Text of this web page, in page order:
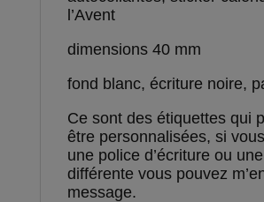
l’Avent
dimensions 40 mm
fond blanc, écriture noire,
Ce sont des étiquettes qui
être personnalisées, si
une police d’écriture ou
différente vous pouvez
message.